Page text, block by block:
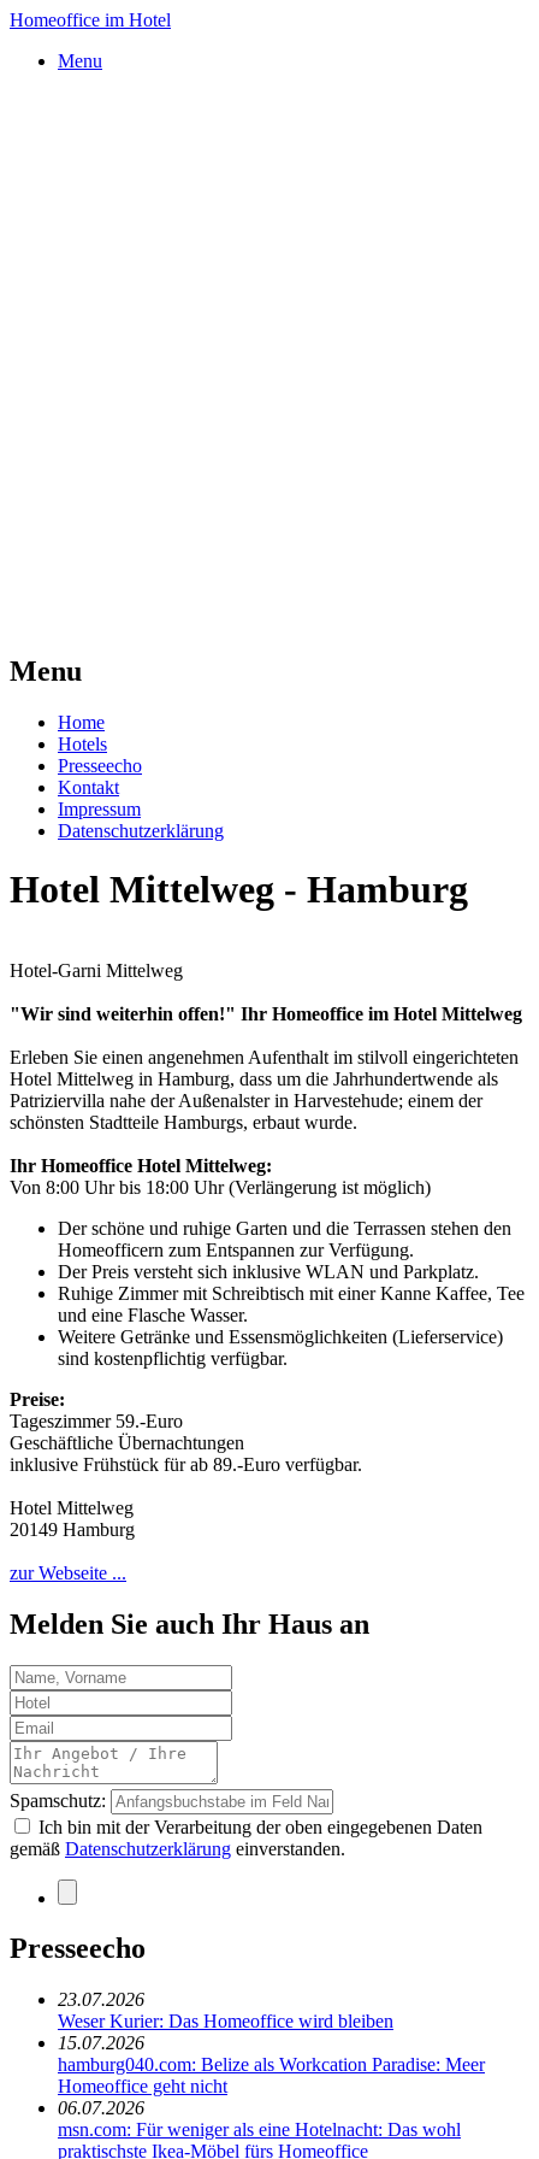
Homeoffice im Hotel
Menu
Menu
Home
Hotels
Presseecho
Kontakt
Impressum
Datenschutzerklärung
Hotel Mittelweg - Hamburg
Hotel-Garni Mittelweg
"Wir sind weiterhin offen!" Ihr Homeoffice im Hotel Mittelweg
Erleben Sie einen angenehmen Aufenthalt im stilvoll eingerichteten
Hotel Mittelweg in Hamburg, dass um die Jahrhundertwende als
Patriziervilla nahe der Außenalster in Harvestehude; einem der
schönsten Stadtteile Hamburgs, erbaut wurde.
Ihr Homeoffice Hotel Mittelweg:
Von 8:00 Uhr bis 18:00 Uhr (Verlängerung ist möglich)
Der schöne und ruhige Garten und die Terrassen stehen den
Homeofficern zum Entspannen zur Verfügung.
Der Preis versteht sich inklusive WLAN und Parkplatz.
Ruhige Zimmer mit Schreibtisch mit einer Kanne Kaffee, Tee
und eine Flasche Wasser.
Weitere Getränke und Essensmöglichkeiten (Lieferservice)
sind kostenpflichtig verfügbar.
Preise:
Tageszimmer 59.-Euro
Geschäftliche Übernachtungen
inklusive Frühstück für ab 89.-Euro verfügbar.
Hotel Mittelweg
20149 Hamburg
zur Webseite ...
Melden Sie auch Ihr Haus an
Spamschutz:
Ich bin mit der Verarbeitung der oben eingegebenen Daten
gemäß Datenschutzerklärung einverstanden.
Presseecho
23.07.2026
Weser Kurier: Das Homeoffice wird bleiben
15.07.2026
hamburg040.com: Belize als Workcation Paradise: Meer
Homeoffice geht nicht
06.07.2026
msn.com: Für weniger als eine Hotelnacht: Das wohl
praktischste Ikea-Möbel fürs Homeoffice